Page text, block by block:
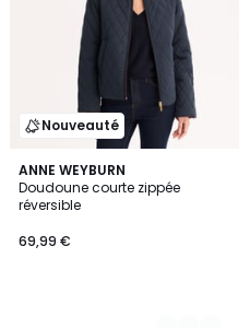
Nouveauté
ANNE WEYBURN
Doudoune courte zippée
réversible
69,99 €
2
Couleurs